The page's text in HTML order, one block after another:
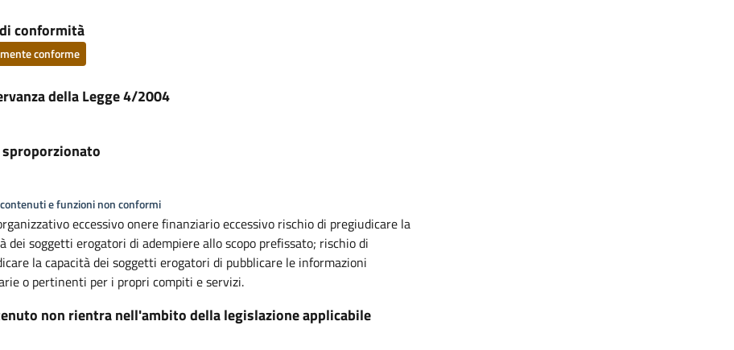
conformità
conforme
della Legge 4/2004
sproporzionato
e funzioni non conformi
eccessivo onere finanziario eccessivo rischio di pregiudicare la
dei soggetti erogatori di adempiere allo scopo prefissato; rischio di
la capacità dei soggetti erogatori di pubblicare le informazioni
o pertinenti per i propri compiti e servizi.
non rientra nell'ambito della legislazione applicabile